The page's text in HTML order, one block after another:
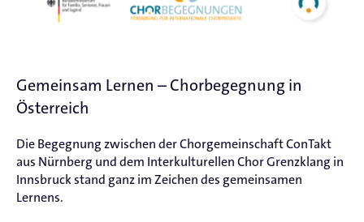
Gemeinsam Lernen – Chorbegegnung in
Österreich
Die Begegnung zwischen der Chorgemeinschaft ConTakt
aus Nürnberg und dem Interkulturellen Chor Grenzklang in
Innsbruck stand ganz im Zeichen des gemeinsamen
Lernens.